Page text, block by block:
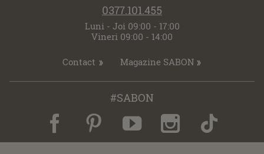
0377.101.455
Luni - Joi 09:00 - 17:00
Vineri 09:00 - 14:00
Contact Magazine SABON
#SABON